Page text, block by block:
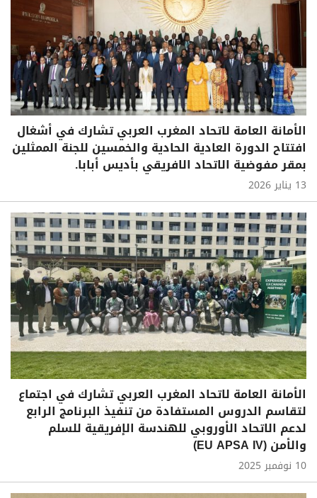
الأمانة العامة لاتحاد المغرب العربي تشارك في أشغال
افتتاح الدورة العادية الحادية والخمسين للجنة الممثلين
بمقر مفوضية الاتحاد الافريقي بأديس أبابا.
13 يناير 2026
الأمانة العامة لاتحاد المغرب العربي تشارك في اجتماع
لتقاسم الدروس المستفادة من تنفيذ البرنامج الرابع
لدعم الاتحاد الأوروبي للهندسة الإفريقية للسلم
والأمن (EU APSA IV)
10 نوفمبر 2025